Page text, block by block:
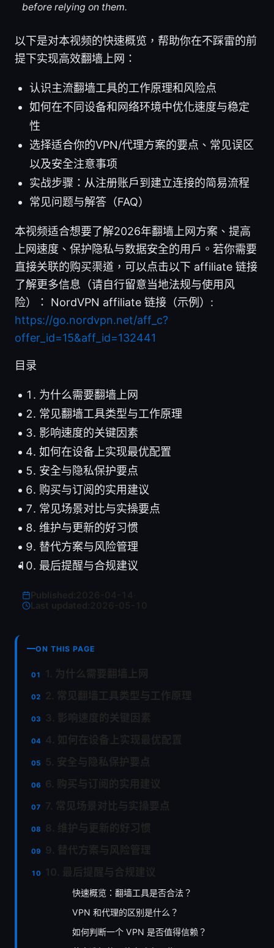
before relying on them.
以下是对本视频的快速概览，帮助你在不踩雷的前
提下实现高效翻墙上网：
认识主流翻墙工具的工作原理和风险点
如何在不同设备和网络环境中优化速度与稳定
性
选择适合你的VPN/代理方案的要点、常见误区
以及安全注意事项
实战步骤：从注册账户到建立连接的简易流程
常见问题与解答（FAQ）
本视频适合想要了解2026年翻墙上网方案、提高
上网速度、保护隐私与数据安全的用户。若你需要
直接关联的购买渠道，可以点击以下 affiliate 链接
了解更多信息（请自行留意当地法规与使用风
险）： NordVPN affiliate 链接（示例）:
https://go.nordvpn.net/aff_c?
offer_id=15&aff_id=132441
目录
为什么需要翻墙上网
常见翻墙工具类型与工作原理
影响速度的关键因素
如何在设备上实现最优配置
安全与隐私保护要点
购买与订阅的实用建议
常见场景对比与实操要点
维护与更新的好习惯
替代方案与风险管理
最后提醒与合规建议
Last updated:
ON THIS PAGE
快速概览：翻墙工具是否合法？
VPN 和代理的区别是什么？
如何判断一个 VPN 是否值得信赖？